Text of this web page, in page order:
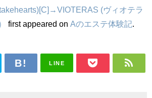
(ヴィオテラ
first appeared on Aのエステ体験記
LINE